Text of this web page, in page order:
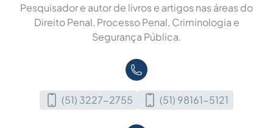
Pesquisador e autor de livros e artigos nas áreas do
Direito Penal, Processo Penal, Criminologia e
Segurança Pública.
(51) 3227-2755 (51) 98161-5121